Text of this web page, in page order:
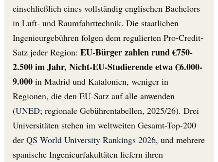
einschließlich eines vollständig englischen Bachelors
in Luft- und Raumfahrttechnik. Die staatlichen
Ingenieurgebühren folgen dem regulierten Pro-Credit-
Satz jeder Region: EU-Bürger zahlen rund €750-
2.500 im Jahr, Nicht-EU-Studierende etwa €6.000-
9.000 in Madrid und Katalonien, weniger in
Regionen, die den EU-Satz auf alle anwenden
(UNED; regionale Gebührentabellen, 2025/26). Drei
Universitäten stehen im weltweiten Gesamt-Top-200
der QS World University Rankings 2026, und mehrere
spanische Ingenieurfakultäten liefern ihren